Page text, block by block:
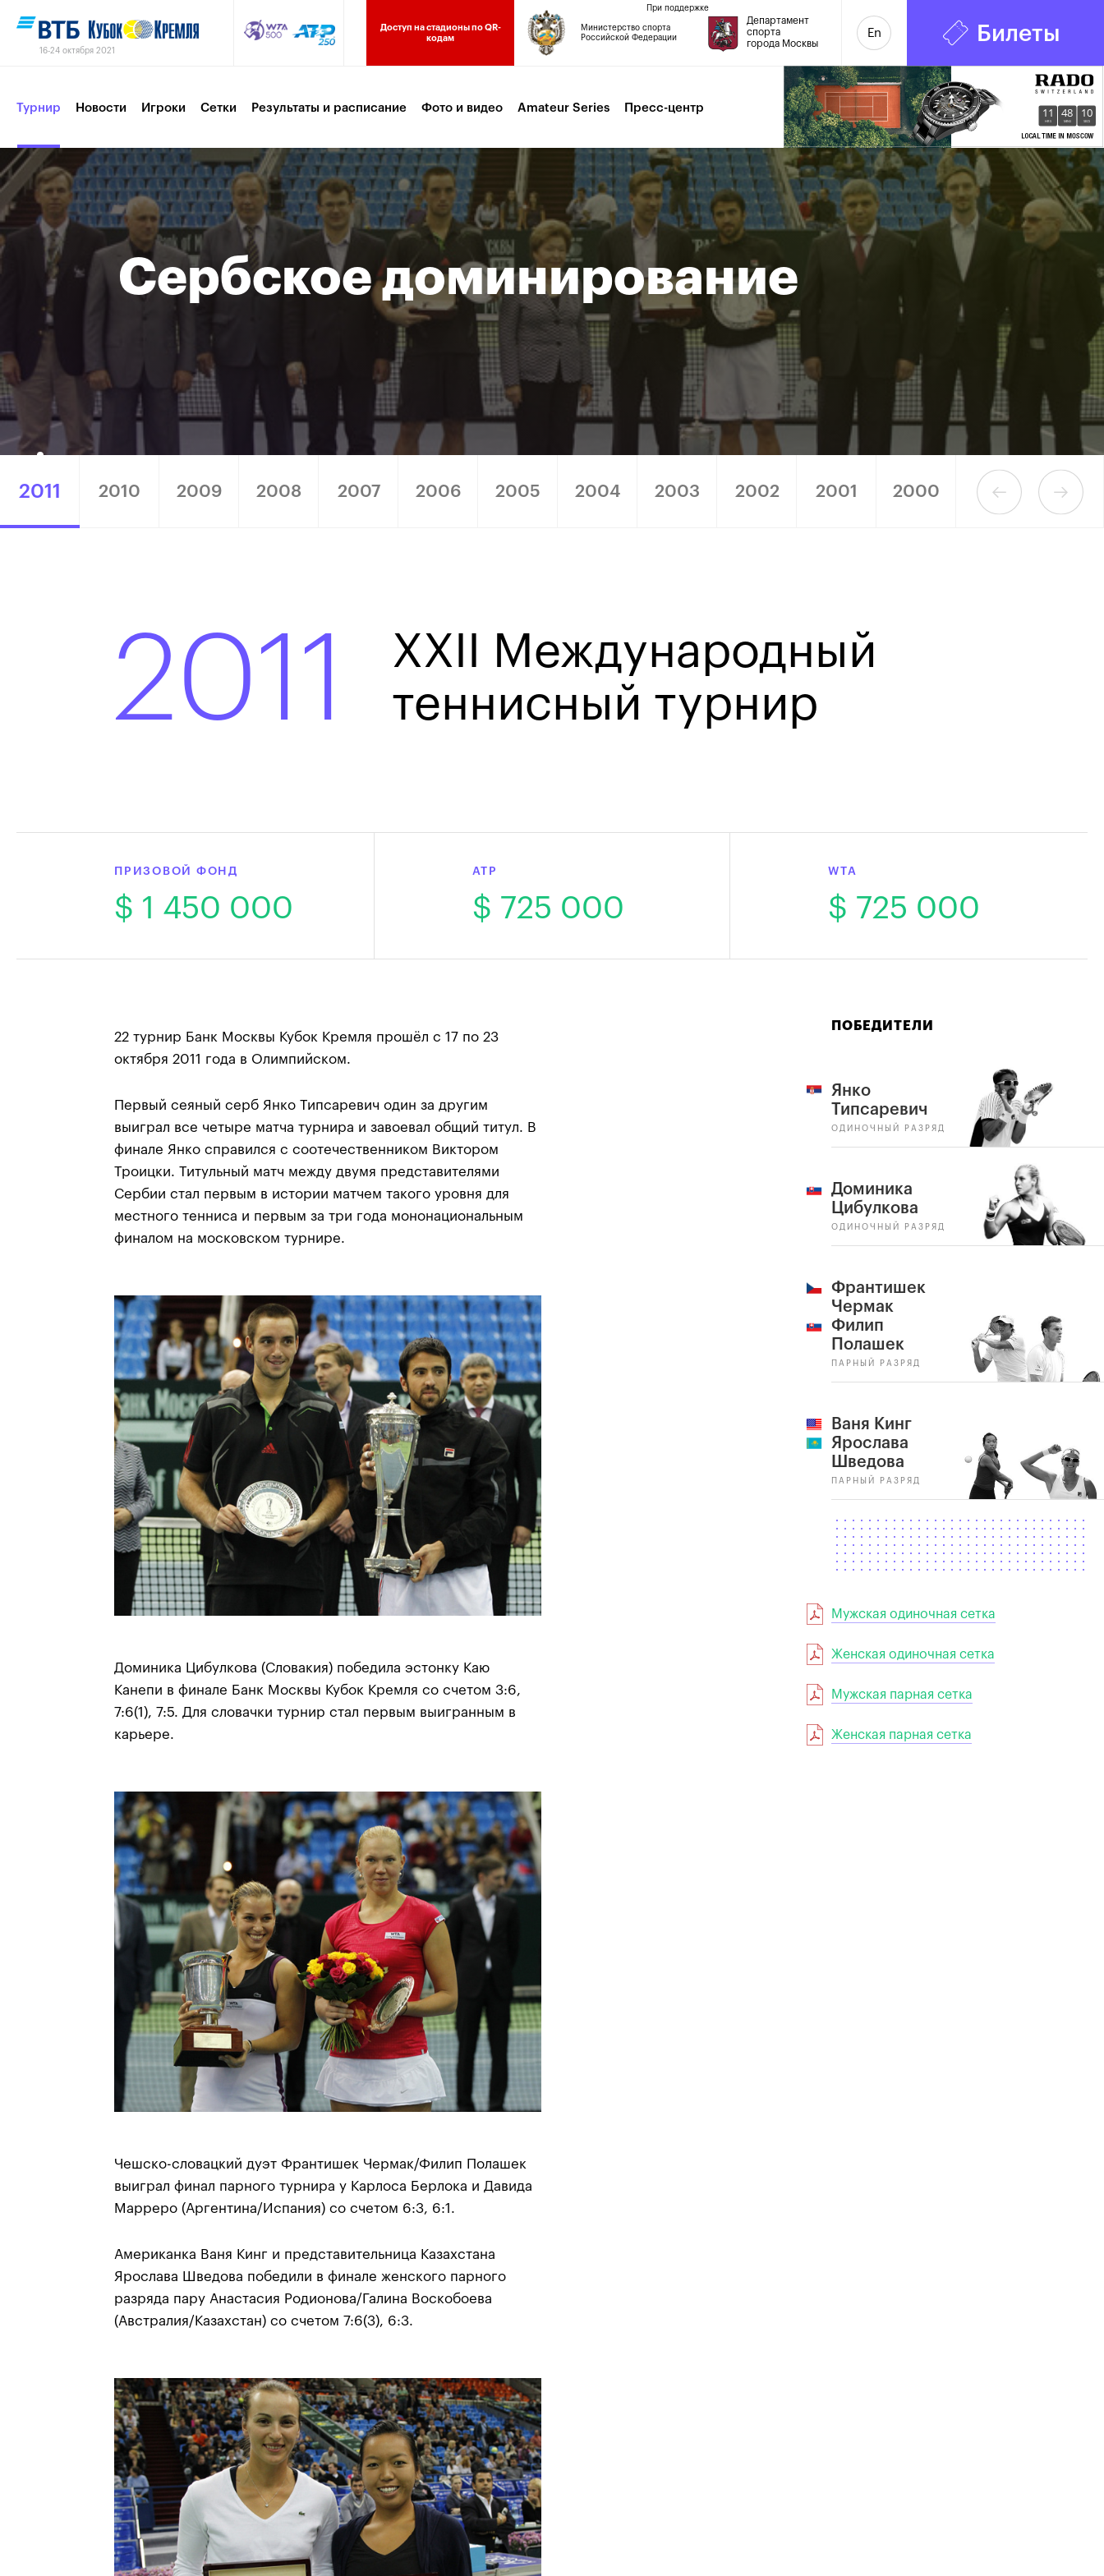
16-24 октября 2021
Доступ на стадионы по QR-
кодам
При поддержке
Министерство спорта
Российской Федерации
Департамент
спорта
города Москвы
En Билеты
Турнир Новости Игроки Сетки Результаты и расписание Фото и видео Amateur Series Пресс-центр
Партнеры Контакты Турнир 2019
11
HRS
48
MINS
11
SECS
Сербское доминирование
2011 2010 2009 2008 2007 2006 2005 2004 2003 2002 2001 2000 1999 1998
2011
XXII Международный
теннисный турнир
ПРИЗОВОЙ ФОНД
$ 1 450 000
ATP
$ 725 000
WTA
$ 725 000
22 турнир Банк Москвы Кубок Кремля прошёл с 17 по 23
октября 2011 года в Олимпийском.
Первый сеяный серб Янко Типсаревич один за другим
выиграл все четыре матча турнира и завоевал общий титул. В
финале Янко справился с соотечественником Виктором
Троицки. Титульный матч между двумя представителями
Сербии стал первым в истории матчем такого уровня для
местного тенниса и первым за три года мононациональным
финалом на московском турнире.
Доминика Цибулкова (Словакия) победила эстонку Каю
Канепи в финале Банк Москвы Кубок Кремля со счетом 3:6,
7:6(1), 7:5. Для словачки турнир стал первым выигранным в
карьере.
Чешско-словацкий дуэт Франтишек Чермак/Филип Полашек
выиграл финал парного турнира у Карлоса Берлока и Давида
Марреро (Аргентина/Испания) со счетом 6:3, 6:1.
Американка Ваня Кинг и представительница Казахстана
Ярослава Шведова победили в финале женского парного
разряда пару Анастасия Родионова/Галина Воскобоева
(Австралия/Казахстан) со счетом 7:6(3), 6:3.
ПОБЕДИТЕЛИ
Янко
Типсаревич
ОДИНОЧНЫЙ РАЗРЯД
Доминика
Цибулкова
ОДИНОЧНЫЙ РАЗРЯД
Франтишек
Чермак
Филип
Полашек
ПАРНЫЙ РАЗРЯД
Ваня Кинг
Ярослава
Шведова
ПАРНЫЙ РАЗРЯД
Мужская одиночная сетка
Женская одиночная сетка
Мужская парная сетка
Женская парная сетка